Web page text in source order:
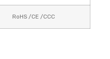
RoHS /CE /CCC